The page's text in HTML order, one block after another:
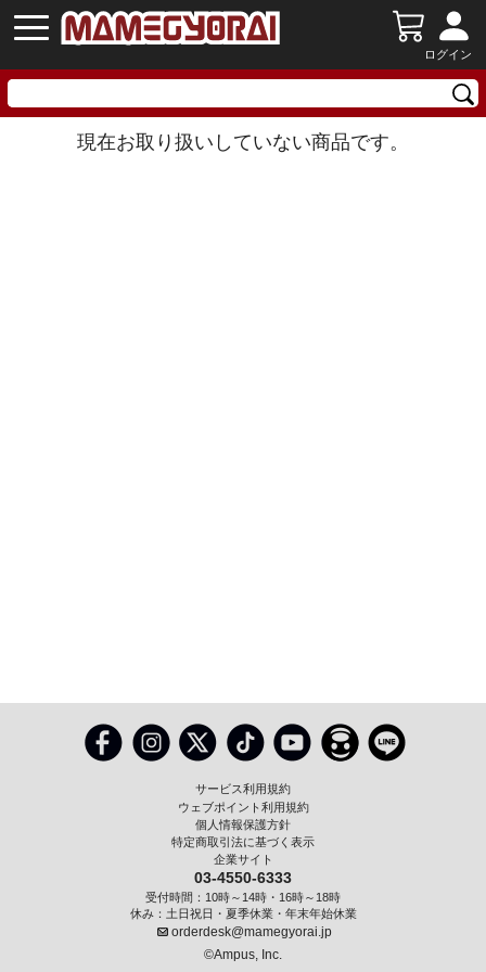
ログイン
現在お取り扱いしていない商品です。
サービス利用規約
ウェブポイント利用規約
個人情報保護方針
特定商取引法に基づく表示
企業サイト
03-4550-6333
受付時間：10時～14時・16時～18時
休み：土日祝日・夏季休業・年末年始休業
orderdesk@mamegyorai.jp
©Ampus, Inc.